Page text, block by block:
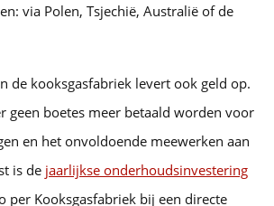
via Polen, Tsjechië, Australië of de
de kooksgasfabriek levert ook geld op.
geen boetes meer betaald worden voor
en het onvoldoende meewerken aan
is de jaarlijkse onderhoudsinvestering
per Kooksgasfabriek bij een directe